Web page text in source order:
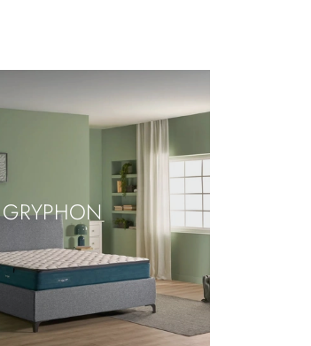
GRYPHON